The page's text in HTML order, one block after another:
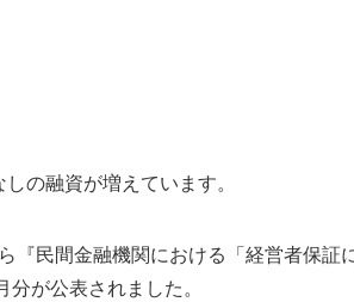
の融資が増えています。
民間金融機関における「経営者保証
が公表されました。